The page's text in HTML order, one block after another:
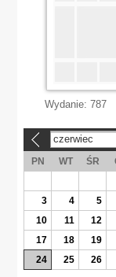
Wydanie: 787
czerwiec
PN WT ŚR
3
4 5
10
11 12
17
18 19
24
25 26